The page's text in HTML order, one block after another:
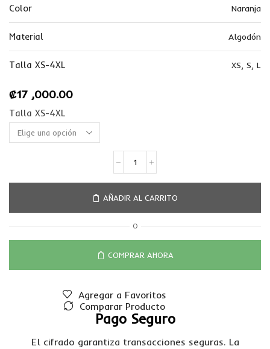
Color Naranja
Material Algodón
Talla XS-4XL XS, S, L
₡17 ,000.00
Talla XS-4XL
AÑADIR AL CARRITO
O
COMPRAR AHORA
Agregar a Favoritos
Comparar Producto
Pago Seguro
El cifrado garantiza transacciones seguras. La